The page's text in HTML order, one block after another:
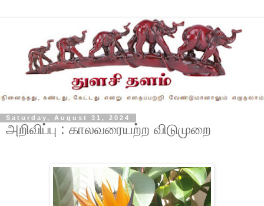
Saturday, August 31, 2024
அறிவிப்பு : காலவரையற்ற விடுமுறை